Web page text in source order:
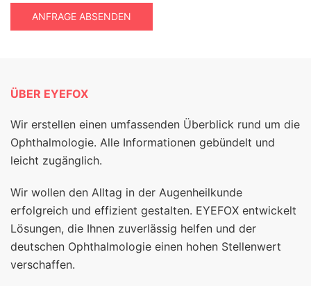
ANFRAGE ABSENDEN
ÜBER EYEFOX
Wir erstellen einen umfassenden Überblick rund um die
Ophthalmologie. Alle Informationen gebündelt und
leicht zugänglich.
Wir wollen den Alltag in der Augenheilkunde
erfolgreich und effizient gestalten. EYEFOX entwickelt
Lösungen, die Ihnen zuverlässig helfen und der
deutschen Ophthalmologie einen hohen Stellenwert
verschaffen.